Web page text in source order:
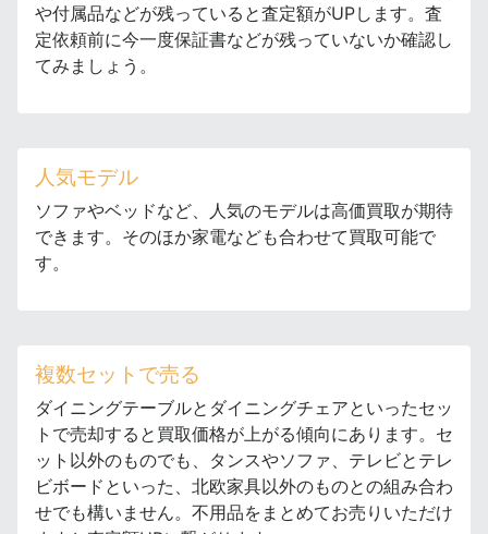
や付属品などが残っていると査定額がUPします。査
定依頼前に今一度保証書などが残っていないか確認し
てみましょう。
人気モデル
ソファやベッドなど、人気のモデルは高価買取が期待
できます。そのほか家電なども合わせて買取可能で
す。
複数セットで売る
ダイニングテーブルとダイニングチェアといったセッ
トで売却すると買取価格が上がる傾向にあります。セ
ット以外のものでも、タンスやソファ、テレビとテレ
ビボードといった、北欧家具以外のものとの組み合わ
せでも構いません。不用品をまとめてお売りいただけ